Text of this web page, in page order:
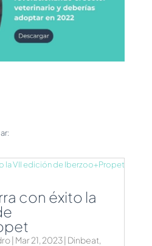
con éxito la
| Mar 21, 2023| Dinbeat,